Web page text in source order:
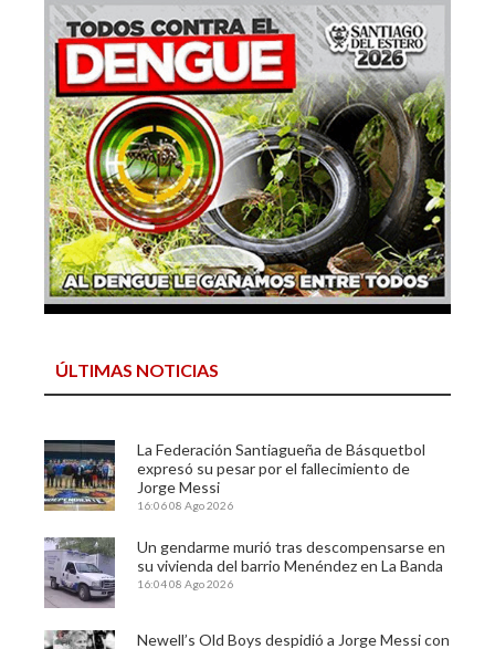
ÚLTIMAS NOTICIAS
La Federación Santiagueña de Básquetbol
expresó su pesar por el fallecimiento de
Jorge Messi
16:0608 Ago 2026
Un gendarme murió tras descompensarse en
su vivienda del barrio Menéndez en La Banda
16:0408 Ago 2026
Newell’s Old Boys despidió a Jorge Messi con